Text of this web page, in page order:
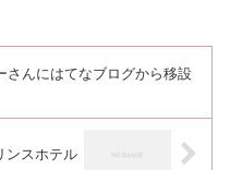
さんにはてなブログから移設
ンスホテル